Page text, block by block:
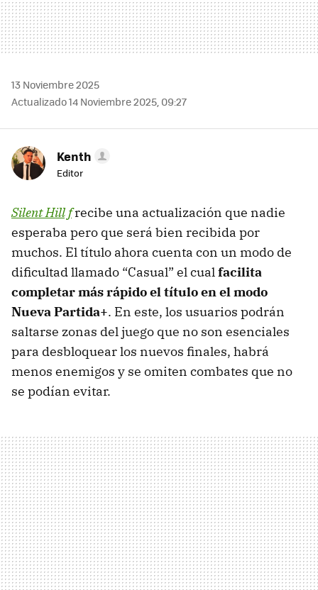
13 Noviembre 2025
Actualizado 14 Noviembre 2025, 09:27
Kenth
Editor
Silent Hill frecibe una actualización que nadie
esperaba pero que será bien recibida por
muchos. El título ahora cuenta con un modo de
dificultad llamado “Casual” el cualfacilita
completar más rápido el título en el modo
Nueva Partida+. En este, los usuarios podrán
saltarse zonas del juego que no son esenciales
para desbloquear los nuevos finales, habrá
menos enemigos y se omiten combates que no
se podían evitar.